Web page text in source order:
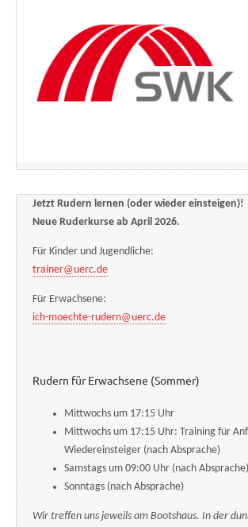
Jetzt Rudern lernen (oder wieder einsteigen)!
Neue Ruderkurse ab April 2026.
Für Kinder und Jugendliche:
trainer@uerc.de
Für Erwachsene:
ich-moechte-rudern@uerc.de
Rudern für Erwachsene (Sommer)
Mittwochs um 17:15 Uhr
Mittwochs um 17:15 Uhr: Training für
Wiedereinsteiger (nach Absprache)
Samstags um 09:00 Uhr (nach Absprache)
Sonntags (nach Absprache)
Wir treffen uns jeweils am Bootshaus. In der